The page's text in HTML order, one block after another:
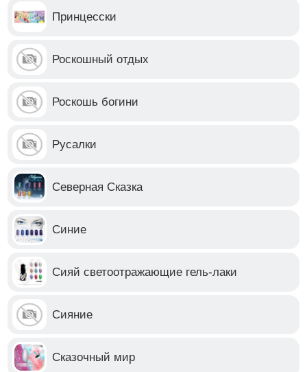
Принцесски
Роскошный отдых
Роскошь богини
Русалки
Северная Сказка
Синие
Сияй светоотражающие гель-лаки
Сияние
Сказочный мир